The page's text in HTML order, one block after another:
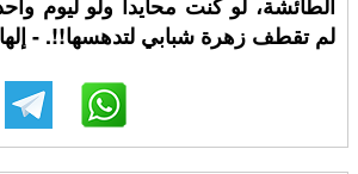
لم تقطف زهرة شبابي لتدهسها!!. -